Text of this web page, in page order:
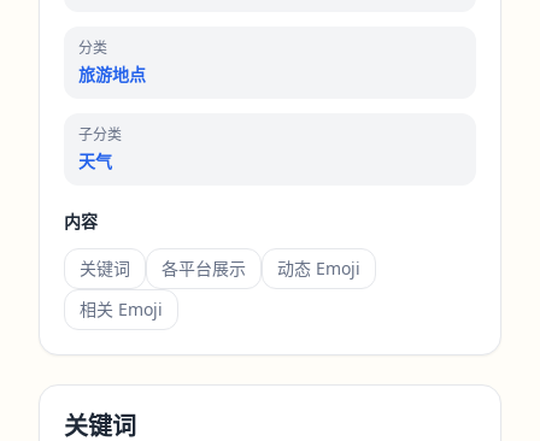
分类
旅游地点
子分类
天气
内容
关键词 各平台展示
动态 Emoji
相关 Emoji
关键词